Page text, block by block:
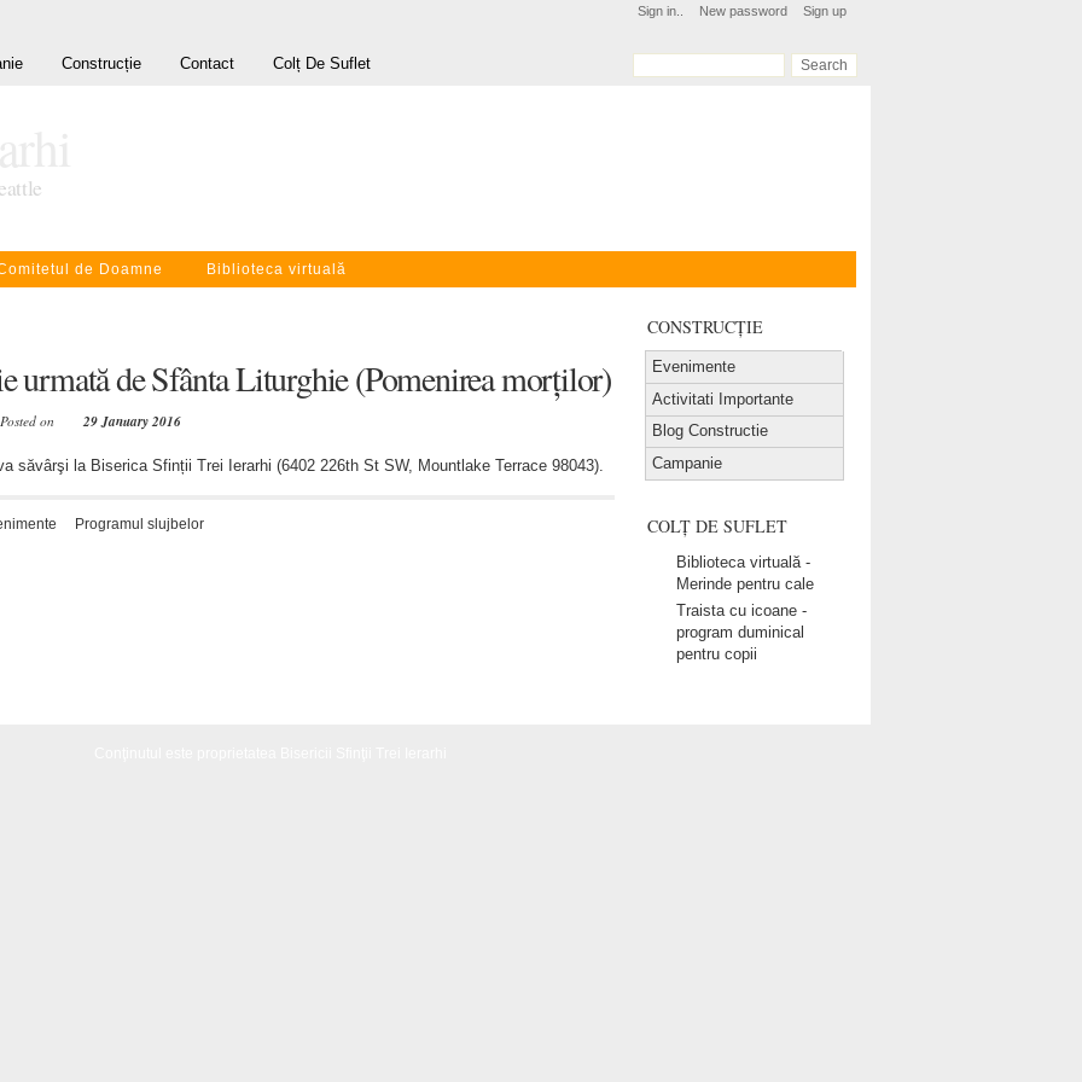
Sign in.. New password Sign up
Construcție Contact Colț De Suflet
de Doamne Biblioteca virtuală
urmată de Sfânta Liturghie (Pomenirea morților)
on 29 January 2016
săvârşi la Biserica Sfinții Trei Ierarhi (6402 226th St SW, Mountlake Terrace 98043).
Programul slujbelor
CONSTRUCȚIE
Evenimente
Activitati Importante
Blog Constructie
Campanie
COLȚ DE SUFLET
Biblioteca virtuală -
Merinde pentru cale
Traista cu icoane -
program duminical
pentru copii